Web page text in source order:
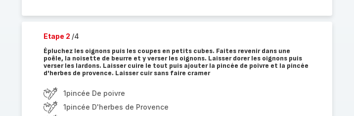
Etape 2 /4
Épluchez les oignons puis les coupes en petits cubes. Faites revenir dans une
poêle, la noisette de beurre et y verser les oignons. Laisser dorer les oignons puis
verser les lardons. Laisser cuire le tout puis ajouter la pincée de poivre et la pincée
d'herbes de provence. Laisser cuir sans faire cramer
1pincée De poivre
1pincée D'herbes de Provence